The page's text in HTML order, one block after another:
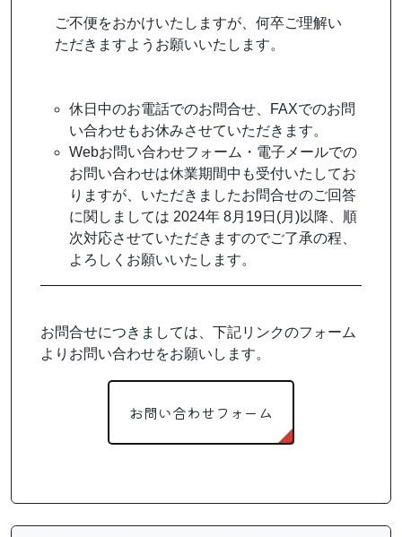
ご不便をおかけいたしますが、何卒ご理解い
ただきますようお願いいたします。
休日中のお電話でのお問合せ、FAXでのお問
い合わせもお休みさせていただきます。
Webお問い合わせフォーム・電子メールでの
お問い合わせは休業期間中も受付いたしてお
りますが、いただきましたお問合せのご回答
に関しましては 2024年 8月19日(月)以降、順
次対応させていただきますのでご了承の程、
よろしくお願いいたします。
お問合せにつきましては、下記リンクのフォーム
よりお問い合わせをお願いします。
お問い合わせフォーム